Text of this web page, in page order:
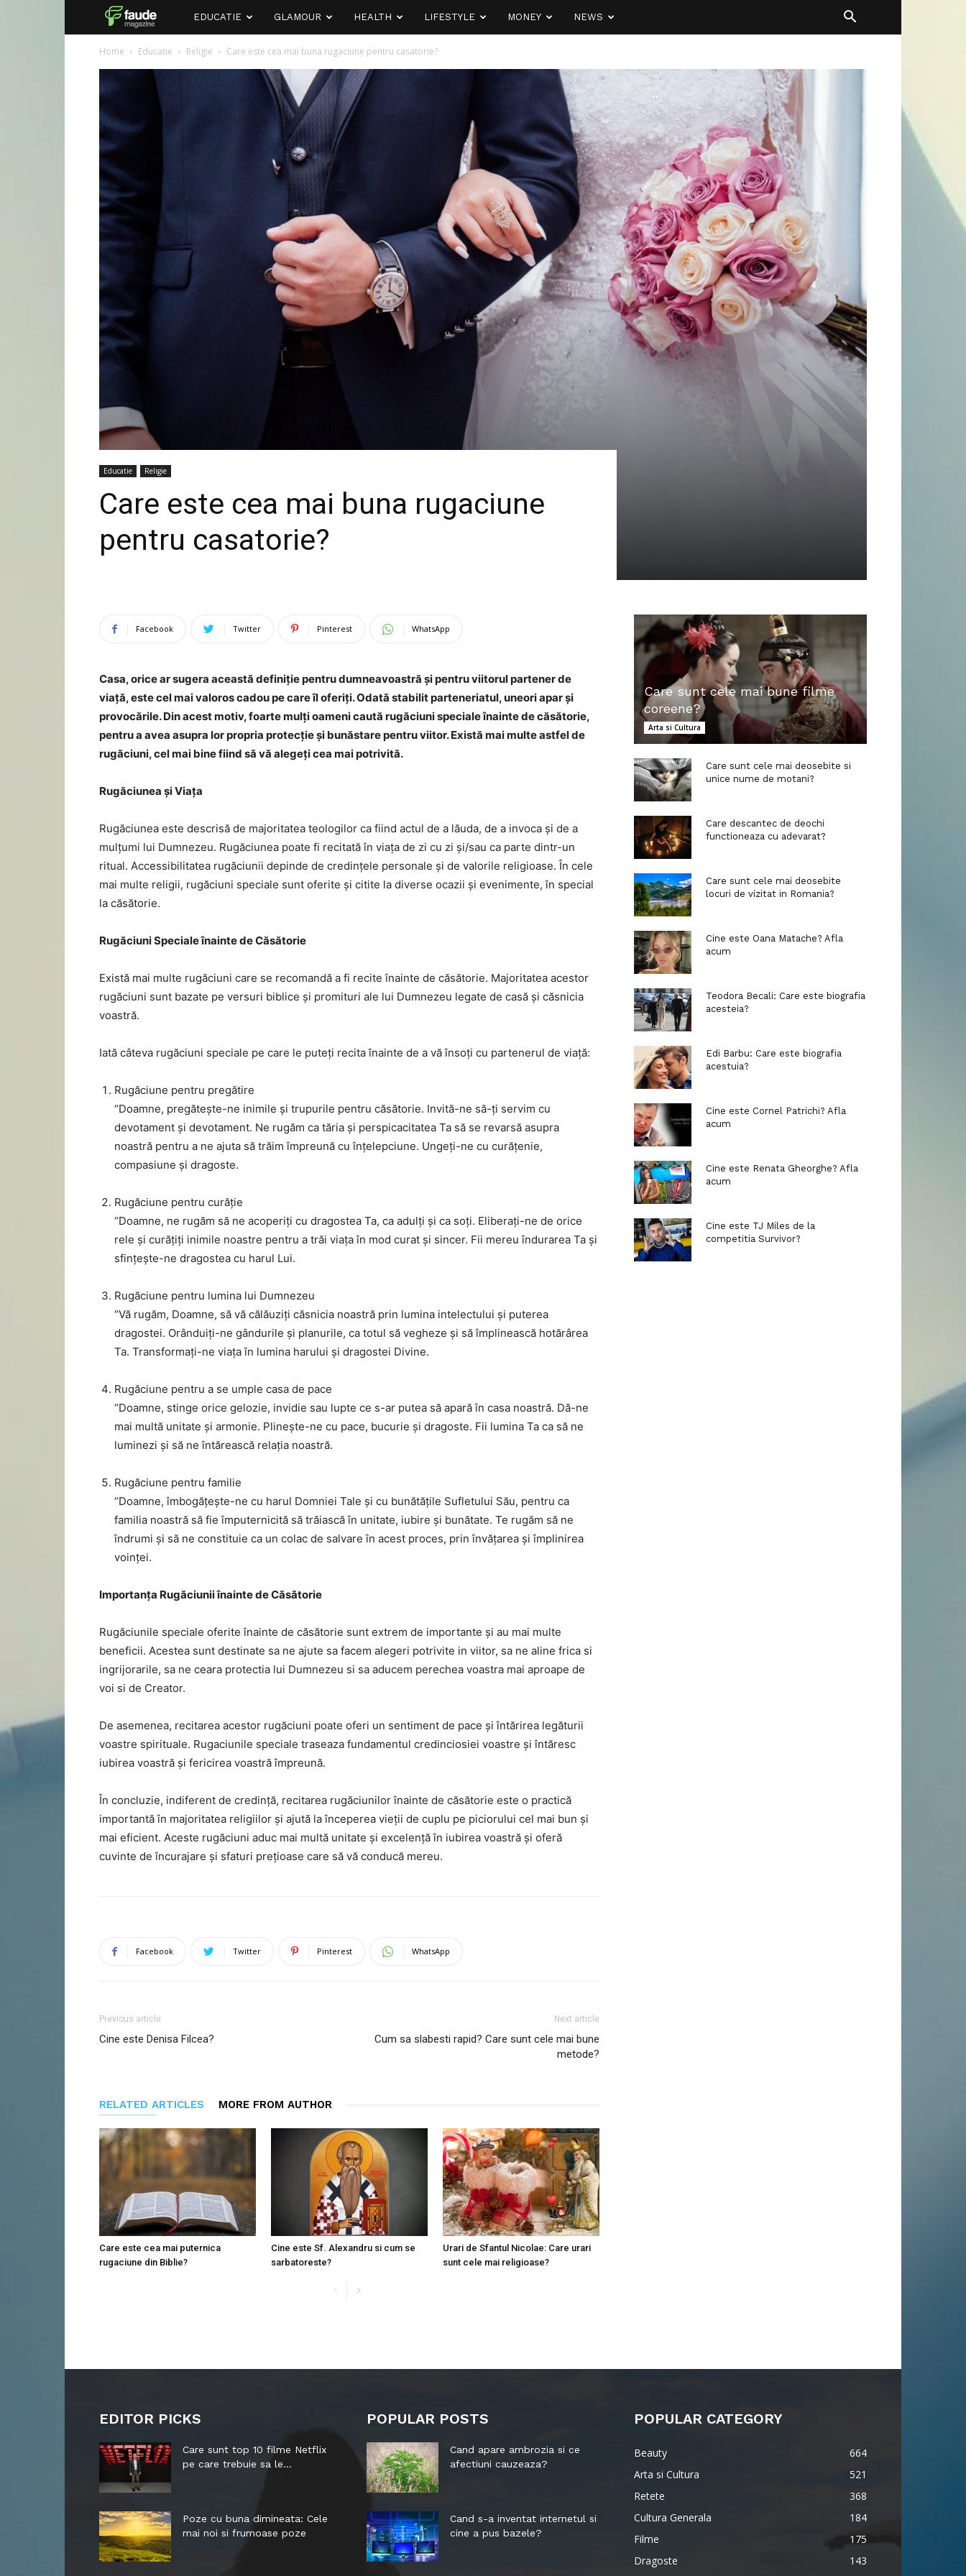
Faude
EDUCATIE GLAMOUR HEALTH LIFESTYLE MONEY NEWS
Home Educatie Religie Care este cea mai buna rugaciune pentru casatorie?
Educatie Religie
Care este cea mai buna rugaciune
pentru casatorie?
Facebook Twitter Pinterest WhatsApp
Casa, orice ar sugera această definiție pentru dumneavoastră și pentru viitorul partener de
viață, este cel mai valoros cadou pe care îl oferiți. Odată stabilit parteneriatul, uneori apar și
provocările. Din acest motiv, foarte mulți oameni caută rugăciuni speciale înainte de căsătorie,
pentru a avea asupra lor propria protecție și bunăstare pentru viitor. Există mai multe astfel de
rugăciuni, cel mai bine fiind să vă alegeți cea mai potrivită.
Rugăciunea și Viața
Rugăciunea este descrisă de majoritatea teologilor ca fiind actul de a lăuda, de a invoca și de a
mulțumi lui Dumnezeu. Rugăciunea poate fi recitată în viața de zi cu zi și/sau ca parte dintr-un
ritual. Accessibilitatea rugăciunii depinde de credințele personale și de valorile religioase. În cele
mai multe religii, rugăciuni speciale sunt oferite și citite la diverse ocazii și evenimente, în special
la căsătorie.
Rugăciuni Speciale înainte de Căsătorie
Există mai multe rugăciuni care se recomandă a fi recite înainte de căsătorie. Majoritatea acestor
rugăciuni sunt bazate pe versuri biblice și promituri ale lui Dumnezeu legate de casă și căsnicia
voastră.
Iată câteva rugăciuni speciale pe care le puteți recita înainte de a vă însoți cu partenerul de viață:
Rugăciune pentru pregătire
“Doamne, pregătește-ne inimile și trupurile pentru căsătorie. Invită-ne să-ți servim cu
devotament și devotament. Ne rugăm ca tăria și perspicacitatea Ta să se revarsă asupra
noastră pentru a ne ajuta să trăim împreună cu înțelepciune. Ungeți-ne cu curățenie,
compasiune și dragoste.
Rugăciune pentru curăție
“Doamne, ne rugăm să ne acoperiți cu dragostea Ta, ca adulți și ca soți. Eliberați-ne de orice
rele și curățiți inimile noastre pentru a trăi viața în mod curat și sincer. Fii mereu îndurarea Ta și
sfințește-ne dragostea cu harul Lui.
Rugăciune pentru lumina lui Dumnezeu
“Vă rugăm, Doamne, să vă călăuziți căsnicia noastră prin lumina intelectului și puterea
dragostei. Orânduiți-ne gândurile și planurile, ca totul să vegheze și să împlinească hotărârea
Ta. Transformați-ne viața în lumina harului și dragostei Divine.
Rugăciune pentru a se umple casa de pace
“Doamne, stinge orice gelozie, invidie sau lupte ce s-ar putea să apară în casa noastră. Dă-ne
mai multă unitate și armonie. Plinește-ne cu pace, bucurie și dragoste. Fii lumina Ta ca să ne
luminezi și să ne întărească relația noastră.
Rugăciune pentru familie
“Doamne, îmbogățește-ne cu harul Domniei Tale și cu bunătățile Sufletului Său, pentru ca
familia noastră să fie împuternicită să trăiască în unitate, iubire și bunătate. Te rugăm să ne
îndrumi și să ne constituie ca un colac de salvare în acest proces, prin învățarea și împlinirea
voinței.
Importanța Rugăciunii înainte de Căsătorie
Rugăciunile speciale oferite înainte de căsătorie sunt extrem de importante și au mai multe
beneficii. Acestea sunt destinate sa ne ajute sa facem alegeri potrivite in viitor, sa ne aline frica si
ingrijorarile, sa ne ceara protectia lui Dumnezeu si sa aducem perechea voastra mai aproape de
voi si de Creator.
De asemenea, recitarea acestor rugăciuni poate oferi un sentiment de pace și întărirea legăturii
voastre spirituale. Rugaciunile speciale traseaza fundamentul credinciosiei voastre și întăresc
iubirea voastră și fericirea voastră împreună.
În concluzie, indiferent de credință, recitarea rugăciunilor înainte de căsătorie este o practică
importantă în majoritatea religiilor și ajută la începerea vieții de cuplu pe piciorului cel mai bun și
mai eficient. Aceste rugăciuni aduc mai multă unitate și excelență în iubirea voastră și oferă
cuvinte de încurajare și sfaturi prețioase care să vă conducă mereu.
Facebook Twitter Pinterest WhatsApp
Previous article
Cine este Denisa Filcea?
Next article
Cum sa slabesti rapid? Care sunt cele mai bune
metode?
RELATED ARTICLES MORE FROM AUTHOR
Care este cea mai puternica
rugaciune din Biblie?
Cine este Sf. Alexandru si cum se
sarbatoreste?
Urari de Sfantul Nicolae: Care urari
sunt cele mai religioase?
Care sunt cele mai bune filme
coreene?
Arta si Cultura
Care sunt cele mai deosebite si
unice nume de motani?
Care descantec de deochi
functioneaza cu adevarat?
Care sunt cele mai deosebite
locuri de vizitat in Romania?
Cine este Oana Matache? Afla
acum
Teodora Becali: Care este biografia
acesteia?
Edi Barbu: Care este biografia
acestuia?
Cine este Cornel Patrichi? Afla
acum
Cine este Renata Gheorghe? Afla
acum
Cine este TJ Miles de la
competitia Survivor?
EDITOR PICKS
Care sunt top 10 filme Netflix
pe care trebuie sa le...
Poze cu buna dimineata: Cele
mai noi si frumoase poze
POPULAR POSTS
Cand apare ambrozia si ce
afectiuni cauzeaza?
Cand s-a inventat internetul si
cine a pus bazele?
POPULAR CATEGORY
Beauty
664
Arta si Cultura
521
Retete
368
Cultura Generala
184
Filme
175
Dragoste
143